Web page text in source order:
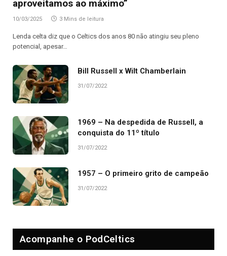
aproveitamos ao máximo”
10/03/2025 3 Mins de leitura
Lenda celta diz que o Celtics dos anos 80 não atingiu seu pleno
potencial, apesar…
Bill Russell x Wilt Chamberlain
31/07/2022
1969 – Na despedida de Russell, a
conquista do 11º título
31/07/2022
1957 – O primeiro grito de campeão
31/07/2022
Acompanhe o PodCeltics